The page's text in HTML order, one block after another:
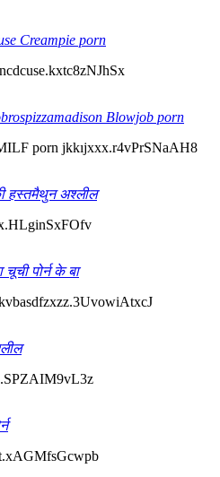
Creampie porn
Blowjob porn
porn jkkıjxxx.r4vPrSNaAH8
हस्तमैथुन अश्लील
पोर्न के बा